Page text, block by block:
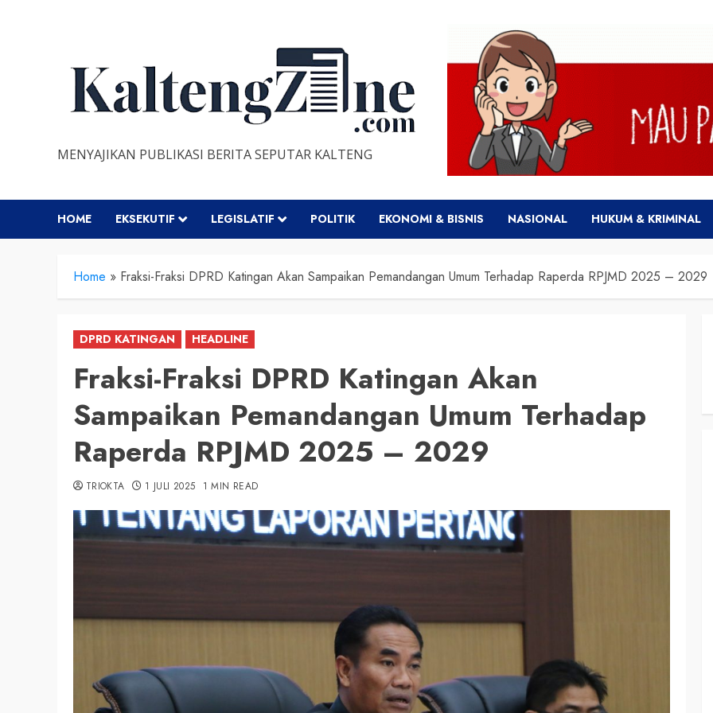
MENYAJIKAN PUBLIKASI BERITA SEPUTAR KALTENG
HOME EKSEKUTIF LEGISLATIF POLITIK EKONOMI & BISNIS NASIONAL HUKUM & KRIMINAL
Home » Fraksi-Fraksi DPRD Katingan Akan Sampaikan Pemandangan Umum Terhadap Raperda RPJMD 2025 – 2029
DPRD KATINGAN HEADLINE
Fraksi-Fraksi DPRD Katingan Akan
Sampaikan Pemandangan Umum Terhadap
Raperda RPJMD 2025 – 2029
TRIOKTA 1 JULI 2025 1 MIN READ